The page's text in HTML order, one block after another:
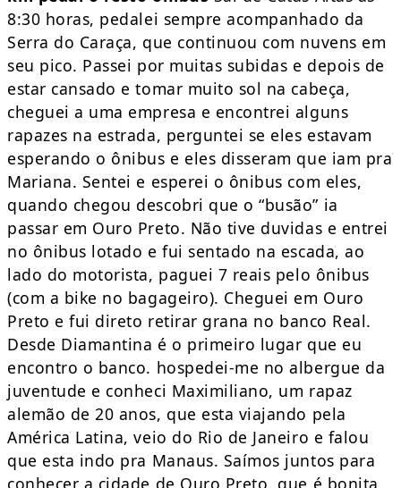
8:30 horas, pedalei sempre acompanhado da
Serra do Caraça, que continuou com nuvens em
seu pico. Passei por muitas subidas e depois de
estar cansado e tomar muito sol na cabeça,
cheguei a uma empresa e encontrei alguns
rapazes na estrada, perguntei se eles estavam
esperando o ônibus e eles disseram que iam pra
Mariana. Sentei e esperei o ônibus com eles,
quando chegou descobri que o “busão” ia
passar em Ouro Preto. Não tive duvidas e entrei
no ônibus lotado e fui sentado na escada, ao
lado do motorista, paguei 7 reais pelo ônibus
(com a bike no bagageiro). Cheguei em Ouro
Preto e fui direto retirar grana no banco Real.
Desde Diamantina é o primeiro lugar que eu
encontro o banco. hospedei-me no albergue da
juventude e conheci Maximiliano, um rapaz
alemão de 20 anos, que esta viajando pela
América Latina, veio do Rio de Janeiro e falou
que esta indo pra Manaus. Saímos juntos para